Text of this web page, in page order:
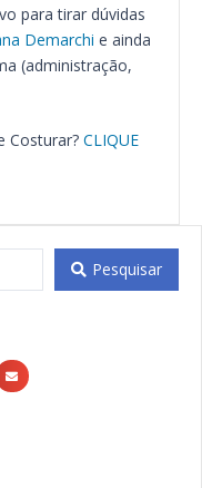
para tirar dúvidas
Demarchi e ainda
(administração,
Costurar? CLIQUE
Pesquisar